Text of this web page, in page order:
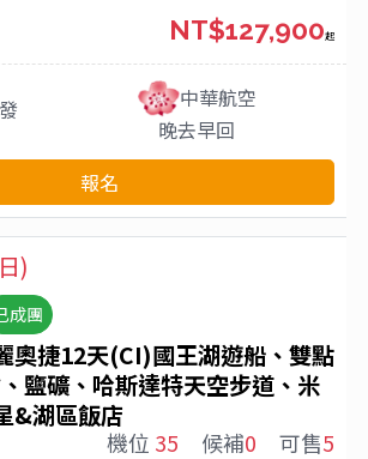
中華航空
晚去早回
NT$127,900起
報名
)
成團
奧捷12天(CI)國王湖遊船、雙點
鹽礦、哈斯達特天空步道、米
&湖區飯店
機位 35 候補0 可售5